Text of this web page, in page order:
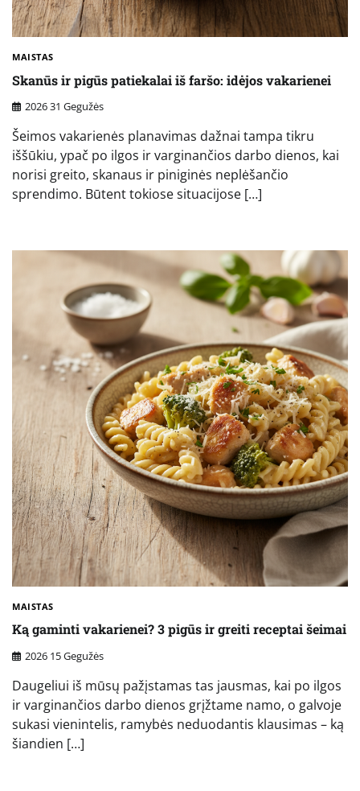
MAISTAS
Skanūs ir pigūs patiekalai iš faršo: idėjos vakarienei
2026 31 Gegužės
Šeimos vakarienės planavimas dažnai tampa tikru
iššūkiu, ypač po ilgos ir varginančios darbo dienos, kai
norisi greito, skanaus ir piniginės neplėšančio
sprendimo. Būtent tokiose situacijose […]
MAISTAS
Ką gaminti vakarienei? 3 pigūs ir greiti receptai šeimai
2026 15 Gegužės
Daugeliui iš mūsų pažįstamas tas jausmas, kai po ilgos
ir varginančios darbo dienos grįžtame namo, o galvoje
sukasi vienintelis, ramybės neduodantis klausimas – ką
šiandien […]